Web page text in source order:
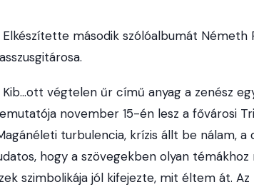
Elkészítette második szólóalbumát
Kib…ott végtelen űr című anyag a zenész
november 15-én lesz a fővárosi
turbulencia, krízis állt be nálam,
hogy a szövegekben olyan
szimbolikája jól kifejezte, mit éltem át.